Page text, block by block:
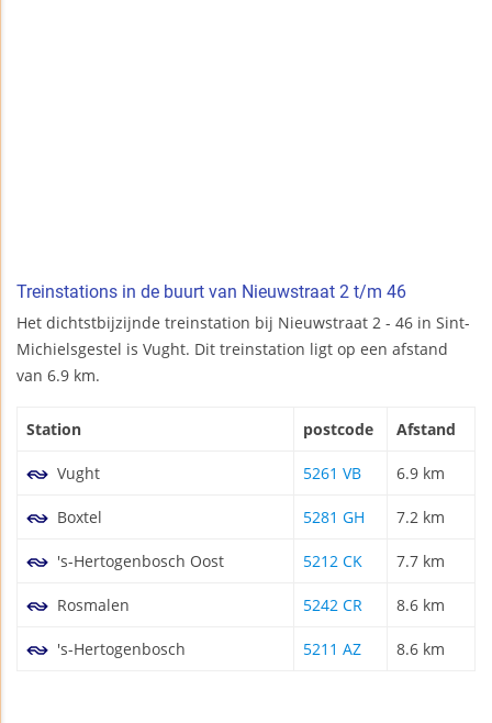
Treinstations in de buurt van Nieuwstraat 2 t/m 46
Het dichtstbijzijnde treinstation bij Nieuwstraat 2 - 46 in Sint-
Michielsgestel is Vught. Dit treinstation ligt op een afstand
van 6.9 km.
Station postcode Afstand
Vught 5261 VB 6.9 km
Boxtel 5281 GH 7.2 km
's-Hertogenbosch Oost 5212 CK 7.7 km
Rosmalen 5242 CR 8.6 km
's-Hertogenbosch 5211 AZ 8.6 km